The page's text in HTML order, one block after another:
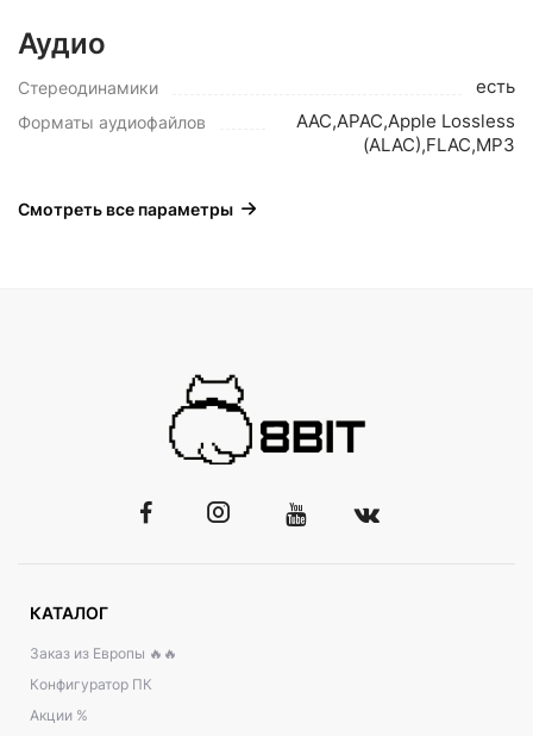
Аудио
Стереодинамики есть
Форматы аудиофайлов
AAC,APAC,Apple Lossless
(ALAC),FLAC,MP3
Смотреть все параметры
КАТАЛОГ
Заказ из Европы 🔥🔥
Конфигуратор ПК
Акции %